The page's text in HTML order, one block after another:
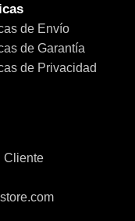
de Envío
de Garantía
de Privacidad
Cliente